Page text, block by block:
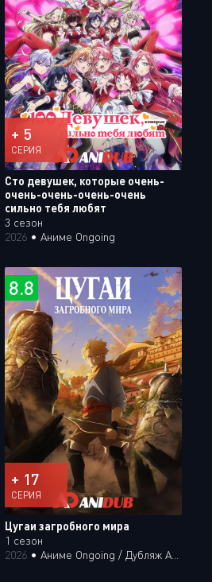
+ 5
СЕРИЯ
Сто девушек, которые очень-
очень-очень-очень-очень
сильно тебя любят
3 сезон
2026 •Аниме Ongoing
8.8
+ 17
СЕРИЯ
Цугаи загробного мира
1 сезон
2026 •Аниме Ongoing / Дубляж Анидаба